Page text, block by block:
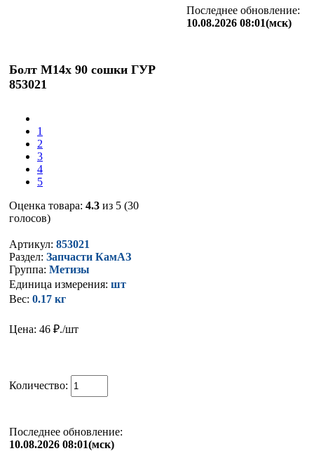
Последнее обновление:
10.08.2026 08:01(мск)
Болт М14х 90 сошки ГУР
853021
1
2
3
4
5
Оценка товара: 4.3 из 5 (30
голосов)
Артикул: 853021
Раздел: Запчасти КамАЗ
Группа: Метизы
Единица измерения: шт
Вес: 0.17 кг
Цена: 46 ₽./шт
Количество:
Последнее обновление:
10.08.2026 08:01(мск)